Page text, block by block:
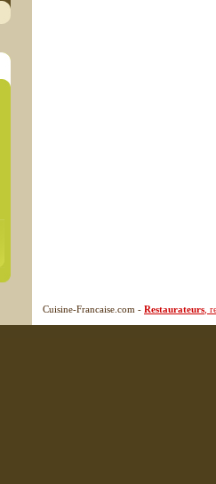
Cuisine-Francaise.com - Restaurateurs ,